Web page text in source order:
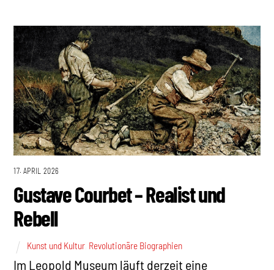
17. APRIL 2026
Gustave Courbet – Realist und
Rebell
Kunst und Kultur Revolutionäre Biographien
Im Leopold Museum läuft derzeit eine